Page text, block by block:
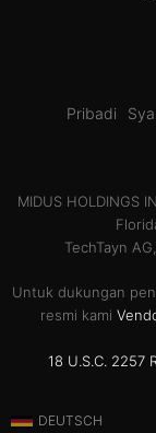
Pribadi
MIDUS HOLDINGS
TechTayn
Untuk dukungan
resmi kami
18 U.S.C. 2257
DEUTSCH